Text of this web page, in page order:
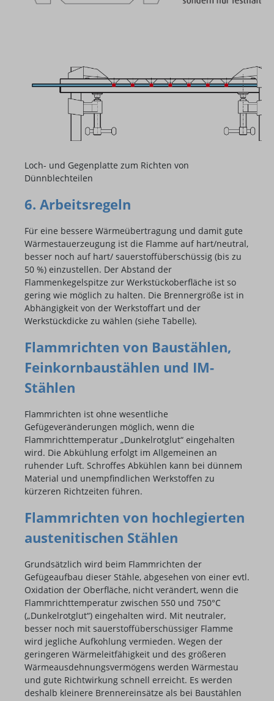
Loch- und Gegenplatte zum Richten von
Dünnblechteilen
6. Arbeitsregeln
Für eine bessere Wärmeübertragung und damit gute
Wärmestauerzeugung ist die Flamme auf hart/neutral,
besser noch auf hart/ sauerstoffüberschüssig (bis zu
50 %) einzustellen. Der Abstand der
Flammenkegelspitze zur Werkstückoberfläche ist so
gering wie möglich zu halten. Die Brennergröße ist in
Abhängigkeit von der Werkstoffart und der
Werkstückdicke zu wählen (siehe Tabelle).
Flammrichten von Baustählen,
Feinkornbaustählen und IM-
Stählen
Flammrichten ist ohne wesentliche
Gefügeveränderungen möglich, wenn die
Flammrichttemperatur „Dunkelrotglut“ eingehalten
wird. Die Abkühlung erfolgt im Allgemeinen an
ruhender Luft. Schroffes Abkühlen kann bei dünnem
Material und unempfindlichen Werkstoffen zu
kürzeren Richtzeiten führen.
Flammrichten von hochlegierten
austenitischen Stählen
Grundsätzlich wird beim Flammrichten der
Gefügeaufbau dieser Stähle, abgesehen von einer evtl.
Oxidation der Oberfläche, nicht verändert, wenn die
Flammrichttemperatur zwischen 550 und 750°C
(„Dunkelrotglut“) eingehalten wird. Mit neutraler,
besser noch mit sauerstoffüberschüssiger Flamme
wird jegliche Aufkohlung vermieden. Wegen der
geringeren Wärmeleitfähigkeit und des größeren
Wärmeausdehnungsvermögens werden Wärmestau
und gute Richtwirkung schnell erreicht. Es werden
deshalb kleinere Brennereinsätze als bei Baustählen